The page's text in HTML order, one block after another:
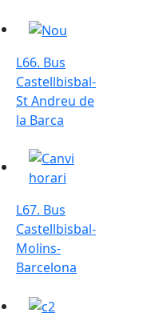
L66. Bus
L66. Bus
Castellbisbal-
St Andreu de
la Barca
L67. Bus
L67. Bus
Castellbisbal-
Molins-
Barcelona
Línia C2. Bus